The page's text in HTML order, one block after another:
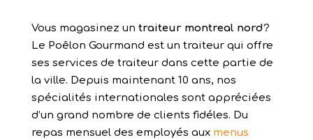
Vous magasinez un traiteur montreal nord?
Le Poêlon Gourmand est un traiteur qui offre
ses services de traiteur dans cette partie de
la ville. Depuis maintenant 10 ans, nos
spécialités internationales sont appréciées
d’un grand nombre de clients fidéles. Du
repas mensuel des employés aux menus